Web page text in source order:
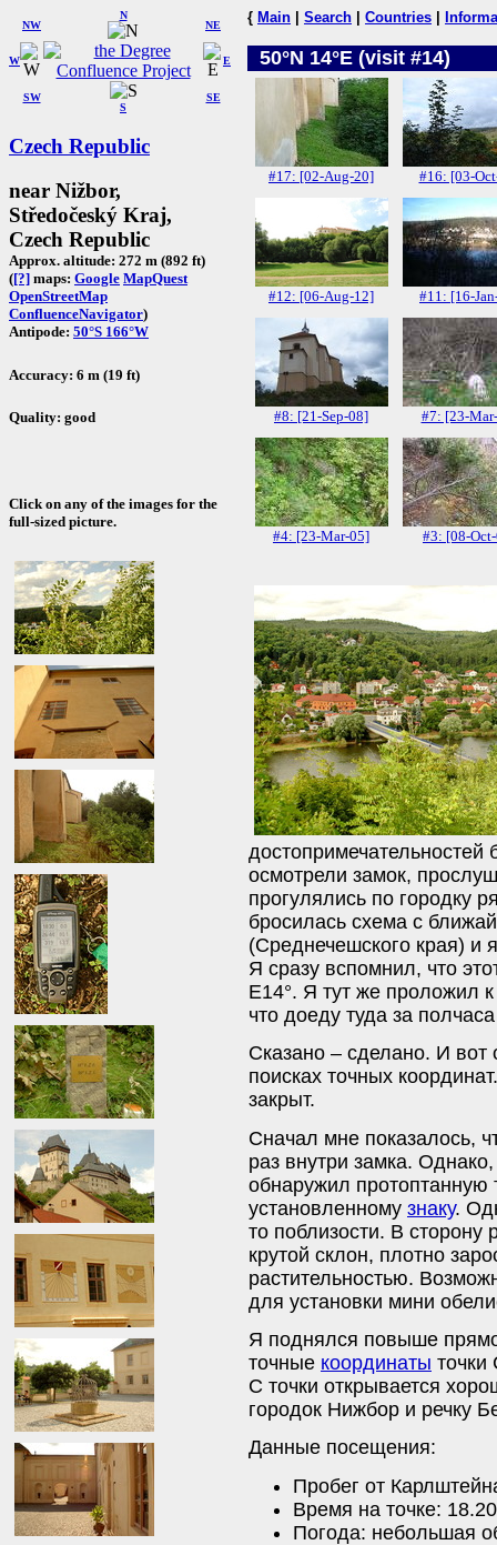
W
NW
N
NE
SW
S
SE
E
Czech Republic
near Nižbor,
Středočeský Kraj,
Czech Republic
Approx. altitude: 272 m (892 ft)
([?] maps: Google MapQuest
OpenStreetMap
ConfluenceNavigator)
Antipode: 50°S 166°W
Accuracy: 6 m (19 ft)
Quality: good
Click on any of the images for the
full-sized picture.
{ Main Search Countries
50°N 14°E (visit #14)
#17: [02-Aug-20] #16: [03-
#12: [06-Aug-12] #11: [16-
#8: [21-Sep-08] #7: [23-
#4: [23-Mar-05] #3: [08-
осмотрели замок,
прогулялись по городку
бросилась схема с
(Среднечешского края) и
Я сразу вспомнил, что
E14°. Я тут же проложил
что доеду туда за
Сказано – сделано. И вот
поисках точных
закрыт.
Сначал мне показалось,
раз внутри замка.
обнаружил протоптанную
установленному знаку.
то поблизости. В сторону
крутой склон, плотно
растительностью.
для установки мини
Я поднялся повыше
точные координаты точки
С точки открывается
городок Нижбор и речку
Данные посещения:
Пробег от
Время на точке: 18.20
Погода: небольшая